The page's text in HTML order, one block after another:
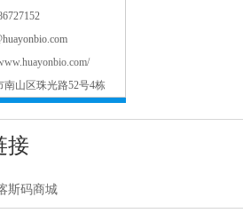
南山区珠光路52号4栋
接
斯码商城